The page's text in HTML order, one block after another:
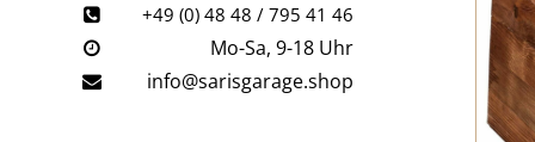
+49 (0) 48 48 / 795 41 46
Mo-Sa, 9-18 Uhr
info@sarisgarage.shop